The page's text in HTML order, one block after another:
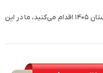
اگر می‌خواهید برای ثبت نام کلاس اول دبستان ۱۴۰۵ اقدام می‌کنید، ما در این